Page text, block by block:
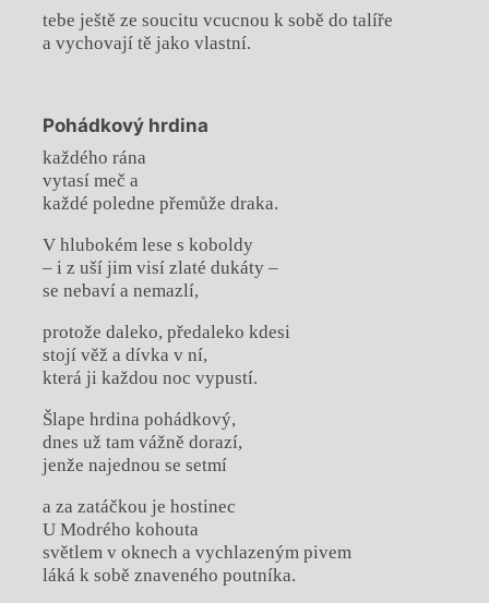
tebe ještě ze soucitu vcucnou k sobě do talíře
a vychovají tě jako vlastní.
Pohádkový hrdina
každého rána
vytasí meč a
každé poledne přemůže draka.
V hlubokém lese s koboldy
– i z uší jim visí zlaté dukáty –
se nebaví a nemazlí,
protože daleko, předaleko kdesi
stojí věž a dívka v ní,
která ji každou noc vypustí.
Šlape hrdina pohádkový,
dnes už tam vážně dorazí,
jenže najednou se setmí
a za zatáčkou je hostinec
U Modrého kohouta
světlem v oknech a vychlazeným pivem
láká k sobě znaveného poutníka.